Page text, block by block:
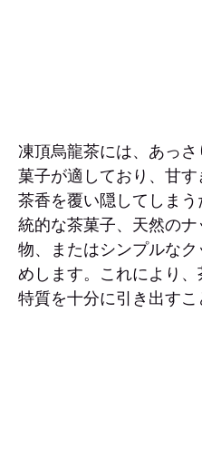
凍頂烏龍茶には、あっ
菓子が適しており、甘
茶香を覆い隠してしま
統的な茶菓子、天然の
物、またはシンプルな
めします。これにより
特質を十分に引き出すこ